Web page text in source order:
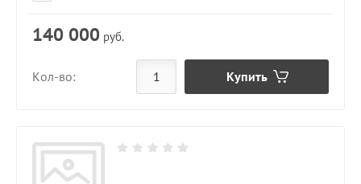
Кол-во:
140 000 руб.
Купить